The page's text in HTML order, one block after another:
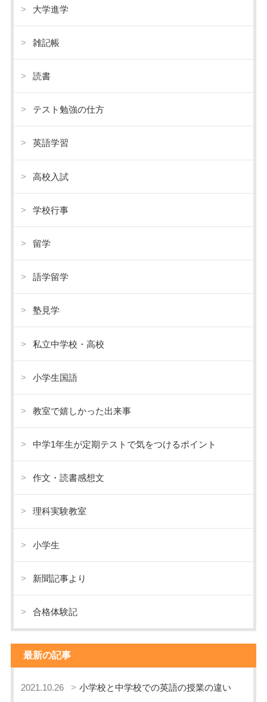
大学進学
雑記帳
読書
テスト勉強の仕方
英語学習
高校入試
学校行事
留学
語学留学
塾見学
私立中学校・高校
小学生国語
教室で嬉しかった出来事
中学1年生が定期テストで気をつけるポイント
作文・読書感想文
理科実験教室
小学生
新聞記事より
合格体験記
最新の記事
2021.10.26 小学校と中学校での英語の授業の違い